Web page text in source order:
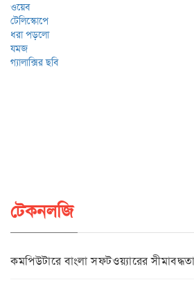
টেকনলজি
কমপিউটারে বাংলা সফটওয়্যারের